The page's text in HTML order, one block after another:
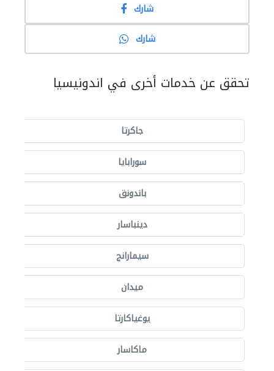
شارك
شارك
تحقق عن خدمات أخرى في اندونيسيا
جاكرتا
سورابايا
باندونق
دينباسار
سيمارانج
ميدان
يوغياكارتا
ماكاسار